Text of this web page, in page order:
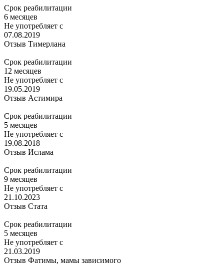
Срок реабилитации
6 месяцев
Не употребляет с
07.08.2019
Отзыв Тимерлана
Срок реабилитации
12 месяцев
Не употребляет с
19.05.2019
Отзыв Астимира
Срок реабилитации
5 месяцев
Не употребляет с
19.08.2018
Отзыв Ислама
Срок реабилитации
9 месяцев
Не употребляет с
21.10.2023
Отзыв Стата
Срок реабилитации
5 месяцев
Не употребляет с
21.03.2019
Отзыв Фатимы, мамы зависимого